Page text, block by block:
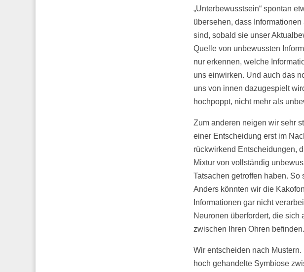
„Unterbewusstsein“ spontan
übersehen, dass
sind, sobald sie unser
Quelle von unbewussten
nur erkennen, welche
uns einwirken. Und auch das
uns von innen dazugespielt
hochpoppt, nicht mehr als
Zum anderen neigen wir sehr
einer Entscheidung erst im
rückwirkend Entscheidungen,
Mixtur von vollständig
Tatsachen getroffen haben. So
Anders könnten wir die
Informationen gar nicht
Neuronen überfordert, die
zwischen Ihren Ohren befinden.
Wir entscheiden nach
hoch gehandelte Symbiose